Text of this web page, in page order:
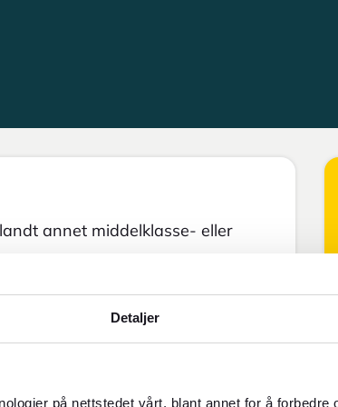
Detaljer
på nettstedet vårt, blant annet for å forbedre
annet middelklasse- eller